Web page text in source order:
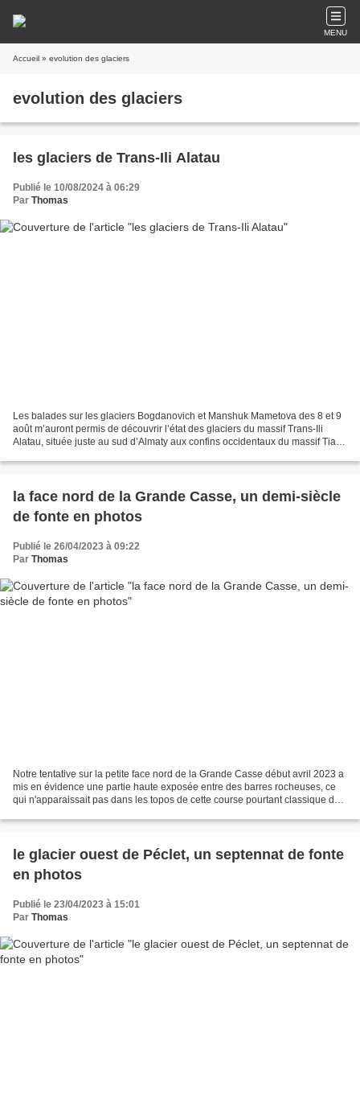
MENU
Accueil » evolution des glaciers
evolution des glaciers
les glaciers de Trans-Ili Alatau
Publié le 10/08/2024 à 06:29
Par Thomas
Les balades sur les glaciers Bogdanovich et Manshuk Mametova des 8 et 9
août m’auront permis de découvrir l’état des glaciers du massif Trans-Ili
Alatau, située juste au sud d’Almaty aux confins occidentaux du massif Tian
1.html...
la face nord de la Grande Casse, un demi-siècle
de fonte en photos
Publié le 26/04/2023 à 09:22
Par Thomas
Notre tentative sur la petite face nord de la Grande Casse début avril 2023 a
mis en évidence une partie haute exposée entre des barres rocheuses, ce
qui n'apparaissait pas dans les topos de cette course pourtant classique de
le glacier ouest de Péclet, un septennat de fonte
en photos
Publié le 23/04/2023 à 15:01
Par Thomas